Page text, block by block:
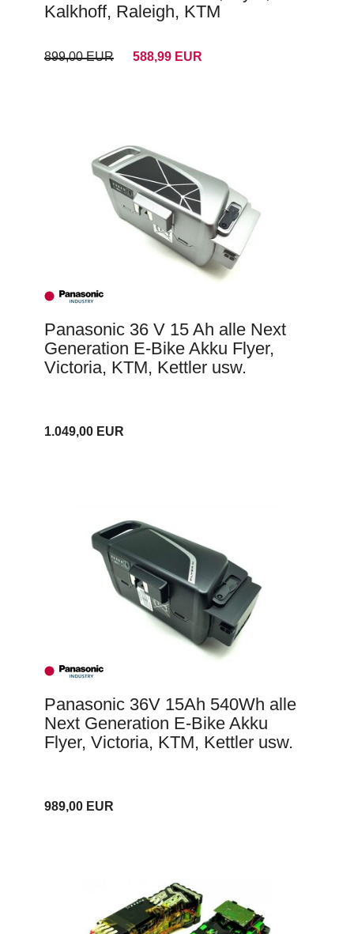
Kalkhoff, Raleigh, KTM
899,00 EUR 588,99 EUR
Panasonic 36 V 15 Ah alle Next
Generation E-Bike Akku Flyer,
Victoria, KTM, Kettler usw.
1.049,00 EUR
Panasonic 36V 15Ah 540Wh alle
Next Generation E-Bike Akku
Flyer, Victoria, KTM, Kettler usw.
989,00 EUR